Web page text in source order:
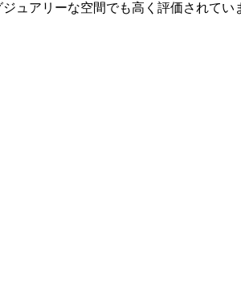
ュアリーな空間でも高く評価されてい